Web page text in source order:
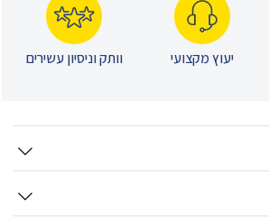
יעוץ מקצועי וותק וניסיון עשירים